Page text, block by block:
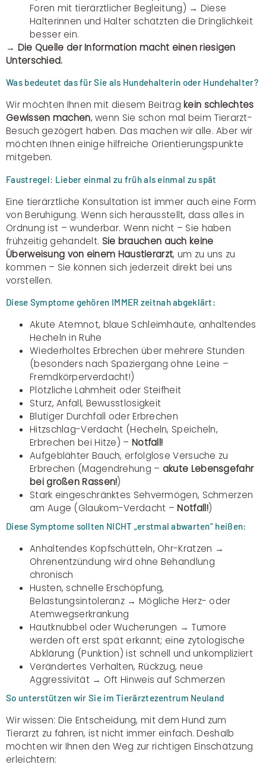
Foren mit tierärztlicher Begleitung) → Diese
Halterinnen und Halter schätzten die Dringlichkeit
besser ein.
→ Die Quelle der Information macht einen riesigen
Unterschied.
Was bedeutet das für Sie als Hundehalterin oder Hundehalter?
Wir möchten Ihnen mit diesem Beitragkein schlechtes
Gewissen machen, wenn Sie schon mal beim Tierarzt-
Besuch gezögert haben. Das machen wir alle. Aber wir
möchten Ihnen einige hilfreiche Orientierungspunkte
mitgeben.
Faustregel: Lieber einmal zu früh als einmal zu spät
Eine tierärztliche Konsultation ist immer auch eine Form
von Beruhigung. Wenn sich herausstellt, dass alles in
Ordnung ist – wunderbar. Wenn nicht – Sie haben
frühzeitig gehandelt. Sie brauchen auch keine
Überweisung von einem Haustierarzt, um zu uns zu
kommen – Sie können sich jederzeit direkt bei uns
vorstellen.
Diese Symptome gehören IMMER zeitnah abgeklärt:
Akute Atemnot, blaue Schleimhäute, anhaltendes
Hecheln in Ruhe
Wiederholtes Erbrechen über mehrere Stunden
(besonders nach Spaziergang ohne Leine –
Fremdkörperverdacht!)
Plötzliche Lahmheit oder Steifheit
Sturz, Anfall, Bewusstlosigkeit
Blutiger Durchfall oder Erbrechen
Hitzschlag-Verdacht (Hecheln, Speicheln,
Erbrechen bei Hitze) – Notfall!
Aufgeblähter Bauch, erfolglose Versuche zu
Erbrechen (Magendrehung – akute Lebensgefahr
bei großen Rassen!)
Stark eingeschränktes Sehvermögen, Schmerzen
am Auge (Glaukom-Verdacht –Notfall!)
Diese Symptome sollten NICHT „erstmal abwarten“ heißen:
Anhaltendes Kopfschütteln, Ohr-Kratzen →
Ohrenentzündung wird ohne Behandlung
chronisch
Husten, schnelle Erschöpfung,
Belastungsintoleranz → Mögliche Herz- oder
Atemwegserkrankung
Hautknubbel oder Wucherungen → Tumore
werden oft erst spät erkannt; eine zytologische
Abklärung (Punktion) ist schnell und unkompliziert
Verändertes Verhalten, Rückzug, neue
Aggressivität → Oft Hinweis auf Schmerzen
So unterstützen wir Sie im Tierärztezentrum Neuland
Wir wissen: Die Entscheidung, mit dem Hund zum
Tierarzt zu fahren, ist nicht immer einfach. Deshalb
möchten wir Ihnen den Weg zur richtigen Einschätzung
erleichtern: